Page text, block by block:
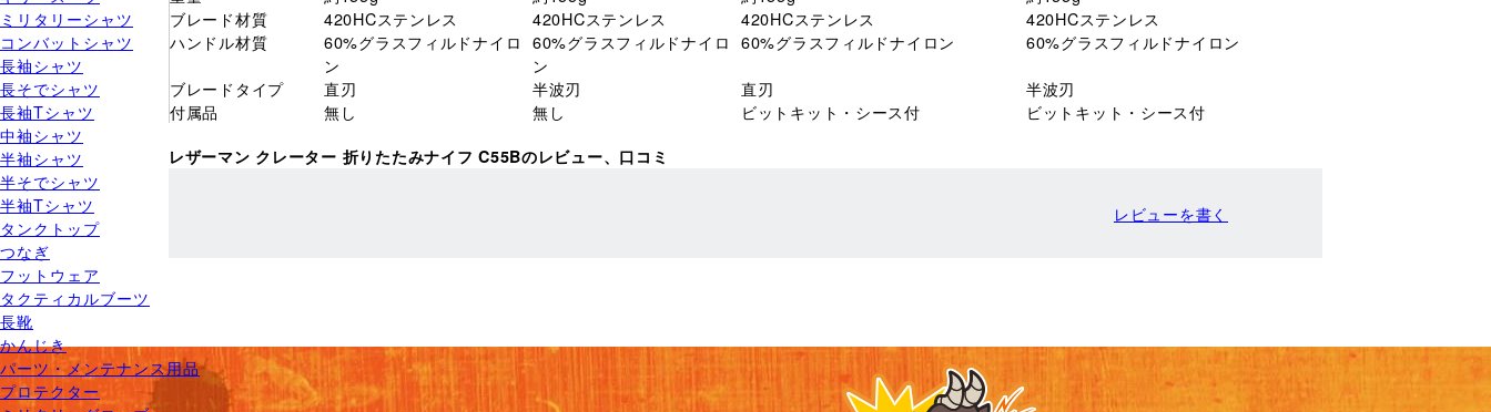
ミリタリーシャツ
コンバットシャツ
長袖シャツ
長そでシャツ
長袖Tシャツ
中袖シャツ
半袖シャツ
半そでシャツ
半袖Tシャツ
タンクトップ
つなぎ
フットウェア
タクティカルブーツ
長靴
かんじき
パーツ・メンテナンス用品
プロテクター
ブレード材質
420HCステンレス 420HCステンレス 420HCステンレス
420HCステンレス
ハンドル材質
60%グラスフィルドナイロ
ン
60%グラスフィルドナイロ
ン
60%グラスフィルドナイロン
60%グラスフィルドナイロン
ブレードタイプ
直刃 半波刃 直刃
半波刃
付属品
無し 無し ビットキット・シース付 ビットキット・シース付
レザーマン クレーター 折りたたみナイフ C55Bのレビュー、口コミ
レビューを書く